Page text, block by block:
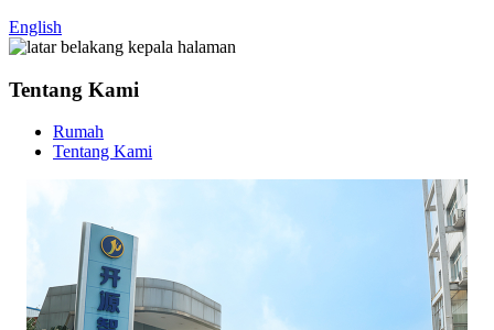
English
Tentang Kami
Rumah
Tentang Kami